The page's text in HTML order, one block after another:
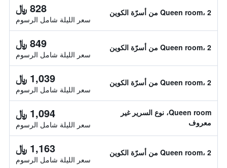
Queen room، 2 من أسرّة الكوين 828 ﷼
سعر الليلة شامل الرسوم
Queen room، 2 من أسرّة الكوين 849 ﷼
سعر الليلة شامل الرسوم
Queen room، 2 من أسرّة الكوين 1,039 ﷼
سعر الليلة شامل الرسوم
Queen room، نوع السرير غير
معروف
1,094 ﷼
سعر الليلة شامل الرسوم
Queen room، 2 من أسرّة الكوين 1,163 ﷼
سعر الليلة شامل الرسوم